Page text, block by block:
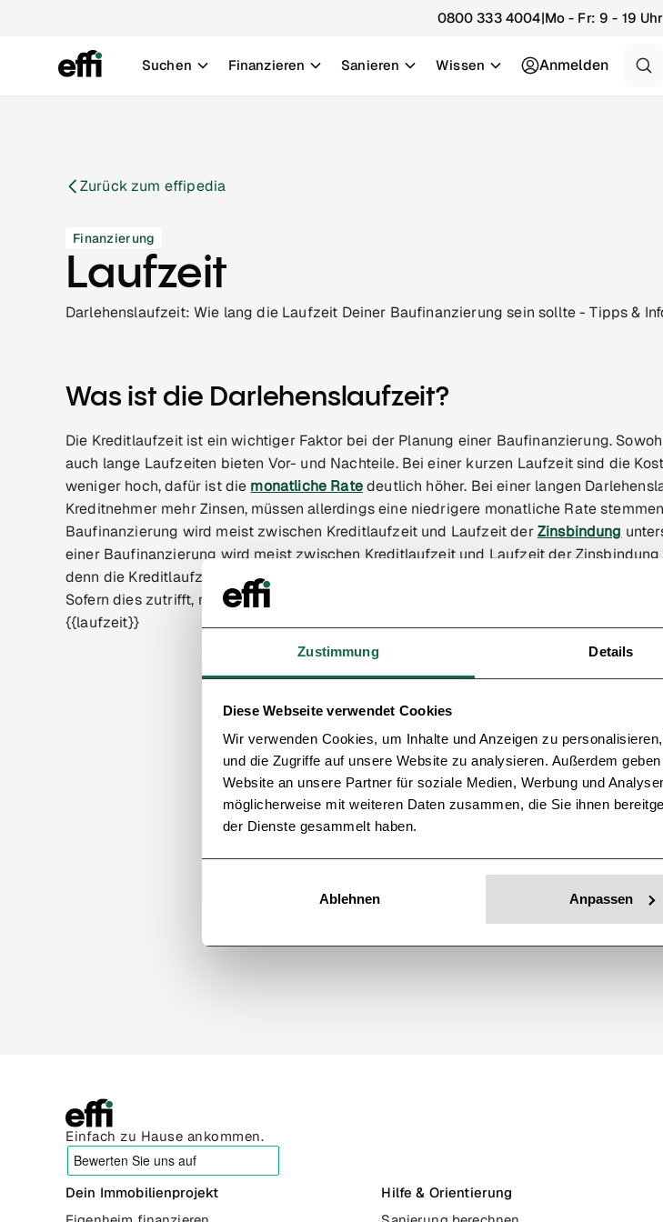
Zustimmung Details
Diese Webseite verwendet Cookies
Wir verwenden Cookies, um Inhalte und Anzeigen zu
und die Zugriffe auf unsere Website zu analysieren. Außerdem
Website an unsere Partner für soziale Medien, Werbung und
möglicherweise mit weiteren Daten zusammen, die Sie ihnen
der Dienste gesammelt haben.
Ablehnen Anpassen
0800 333 4004|Mo - Fr: 9 - 19 Uhr
Suchen Finanzieren Sanieren Wissen Anmelden
Zurück zum effipedia
Finanzierung
Laufzeit
Darlehenslaufzeit: Wie lang die Laufzeit Deiner Baufinanzierung sein sollte - Tipps &
Was ist die Darlehenslaufzeit?
Die Kreditlaufzeit ist ein wichtiger Faktor bei der Planung einer Baufinanzierung.
auch lange Laufzeiten bieten Vor- und Nachteile. Bei einer kurzen Laufzeit sind die
weniger hoch, dafür ist die monatliche Ratedeutlich höher. Bei einer langen
Kreditnehmer mehr Zinsen, müssen allerdings eine niedrigere monatliche Rate
Baufinanzierung wird meist zwischen Kreditlaufzeit und Laufzeit derZinsbindung
einer Baufinanzierung wird meist zwischen Kreditlaufzeit und Laufzeit der Zinsbindung
denn die Kreditlaufzeit muss nicht dieselbe Länge haben wie die Laufzeit der
Sofern dies zutrifft, muss eine
{{laufzeit}}
Einfach zu Hause ankommen.
Dein Immobilienprojekt
Hilfe & Orientierung